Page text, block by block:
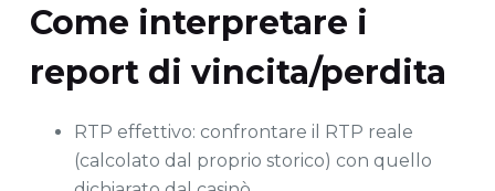
Come interpretare i
report di vincita/perdita
RTP effettivo: confrontare il RTP reale
(calcolato dal proprio storico) con quello